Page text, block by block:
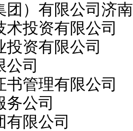
团）有限公司济
术投资有限公司
投资有限公司
公司
书管理有限公司
务公司
有限公司